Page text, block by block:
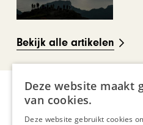
Bekijk alle artikelen
Deze website maakt
van cookies.
Deze website gebruikt cookies